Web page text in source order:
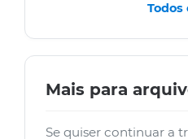
Todos
Mais para
Se quiser continuar a